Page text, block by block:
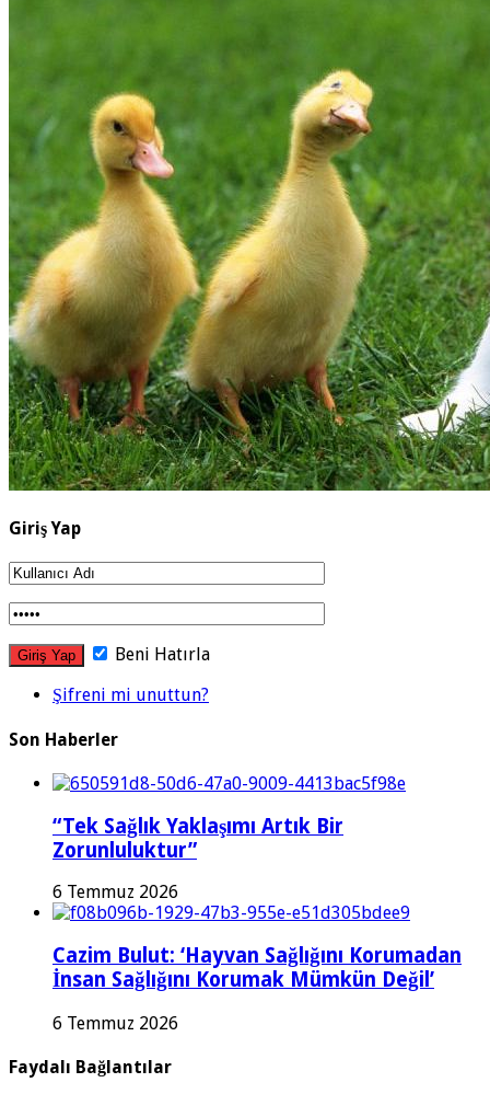
Giriş Yap
Beni Hatırla
Şifreni mi unuttun?
Son Haberler
“Tek Sağlık Yaklaşımı Artık Bir
Zorunluluktur”
6 Temmuz 2026
Cazim Bulut: ‘Hayvan Sağlığını Korumadan
İnsan Sağlığını Korumak Mümkün Değil’
6 Temmuz 2026
Faydalı Bağlantılar